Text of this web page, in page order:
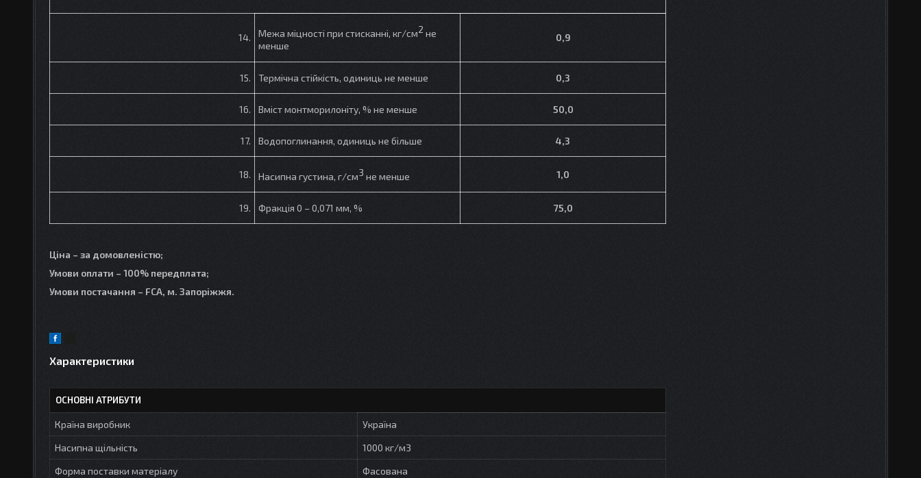
14. Межа міцності при стисканні, кг/см2 не
менше
0,9
15. Термічна стійкість, одиниць не менше 0,3
16. Вміст монтморилоніту, % не менше 50,0
17. Водопоглинання, одиниць не більше 4,3
18. Насипна густина, г/см3 не менше 1,0
19. Фракція 0 – 0,071 мм, % 75,0
Ціна – за домовленістю;
Умови оплати – 100% передплата;
Умови постачання – FCA, м. Запоріжжя.
Характеристики
ОСНОВНІ АТРИБУТИ
Країна виробник
Україна
Насипна щільність
1000 кг/м3
Форма поставки матеріалу
Фасована